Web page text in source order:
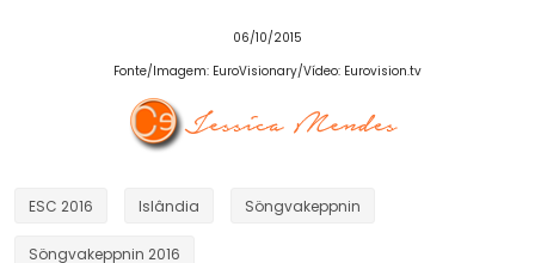
06/10/2015
Fonte/Imagem: EuroVisionary/Vídeo: Eurovision.tv
ESC 2016 Islândia Söngvakeppnin
Söngvakeppnin 2016